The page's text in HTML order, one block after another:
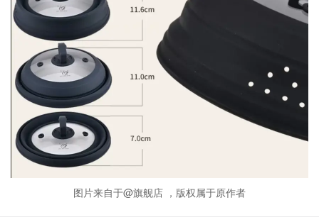
图片来自于@旗舰店 ，版权属于原作者